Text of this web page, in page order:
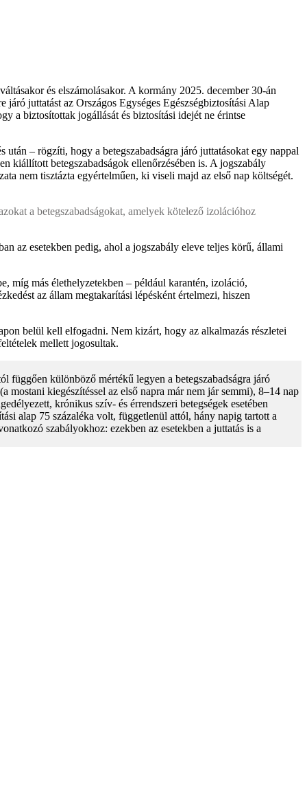
és elszámolásakor. A kormány 2025. december 30-án
juttatást az Országos Egységes Egészségbiztosítási Alap
a biztosítottak jogállását és biztosítási idejét ne érintse
– rögzíti, hogy a betegszabadságra járó juttatásokat egy nappal
kiállított betegszabadságok ellenőrzésében is. A jogszabály
nem tisztázta egyértelműen, ki viseli majd az első nap költségét.
a betegszabadságokat, amelyek kötelező izolációhoz
az esetekben pedig, ahol a jogszabály eleve teljes körű, állami
míg más élethelyzetekben – például karantén, izoláció,
az állam megtakarítási lépésként értelmezi, hiszen
belül kell elfogadni. Nem kizárt, hogy az alkalmazás részletei
mellett jogosultak.
függően különböző mértékű legyen a betegszabadságra járó
mostani kiegészítéssel az első napra már nem jár semmi), 8–14 nap
krónikus szív- és érrendszeri betegségek esetében
alap 75 százaléka volt, függetlenül attól, hány napig tartott a
szabályokhoz: ezekben az esetekben a juttatás is a